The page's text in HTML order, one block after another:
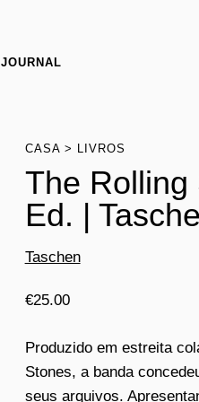
JOURNAL
CASA LIVROS
The Rolling
Ed. |
Taschen
€25.00
Produzido em estreita
Stones, a banda
seus arquivos.